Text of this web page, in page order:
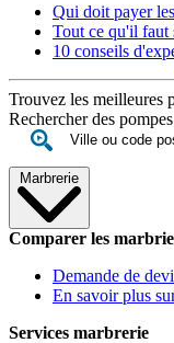
Qui doit payer
Tout ce qu'il faut
10 conseils
Trouvez les meilleures
Rechercher des
Marbrerie
Comparer les
Demande de
En savoir plus
Services marbrerie